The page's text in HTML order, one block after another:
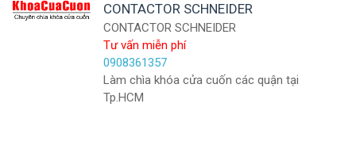
CONTACTOR SCHNEIDER
CONTACTOR SCHNEIDER
Tư vấn miễn phí
0908361357
Làm chìa khóa cửa cuốn các quận tại
Tp.HCM